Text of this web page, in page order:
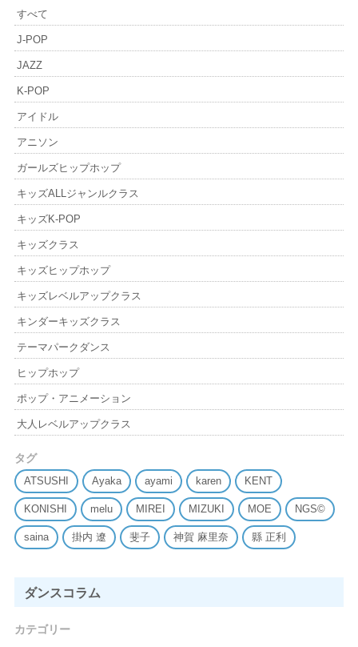
すべて
J-POP
JAZZ
K-POP
アイドル
アニソン
ガールズヒップホップ
キッズALLジャンルクラス
キッズK-POP
キッズクラス
キッズヒップホップ
キッズレベルアップクラス
キンダーキッズクラス
テーマパークダンス
ヒップホップ
ポップ・アニメーション
大人レベルアップクラス
タグ
ATSUSHI Ayaka ayami karen KENT
KONISHI melu MIREI MIZUKI MOE NGS©
saina 掛内 遼 斐子 神賀 麻里奈 縣 正利
ダンスコラム
カテゴリー